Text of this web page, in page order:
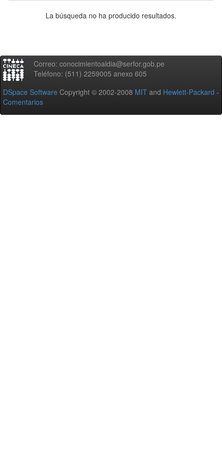
La búsqueda no ha producido resultados.
Correo: conocimientoaldia@serfor.gob.pe
Teléfono: (511) 2259005 anexo 605
DSpace Software Copyright © 2002-2008 MIT and Hewlett-Packard -
Comentarios